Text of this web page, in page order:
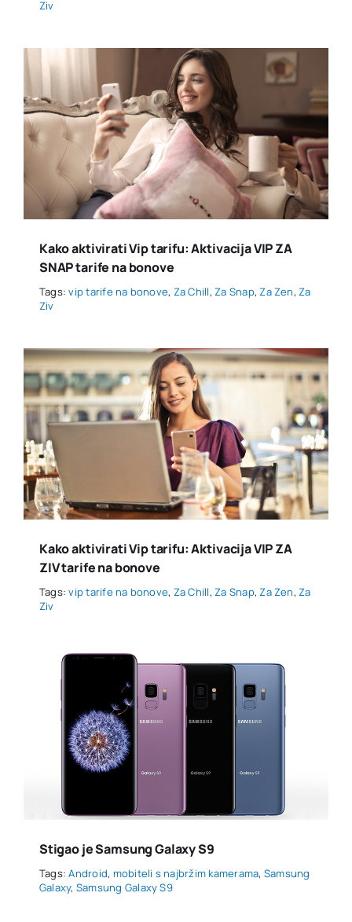
Ziv
Kako aktivirati Vip tarifu: Aktivacija VIP ZA
SNAP tarife na bonove
Tags:vip tarife na bonove, Za Chill,Za Snap,Za Zen,Za
Ziv
Kako aktivirati Vip tarifu: Aktivacija VIP ZA
ZIV tarife na bonove
Tags:vip tarife na bonove, Za Chill,Za Snap,Za Zen,Za
Ziv
Stigao je Samsung Galaxy S9
Tags:Android, mobiteli s najbržim kamerama, Samsung
Galaxy, Samsung Galaxy S9